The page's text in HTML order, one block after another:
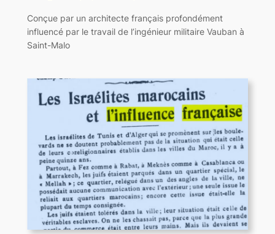
Conçue par un architecte français profondément
influencé par le travail de l’ingénieur militaire Vauban à
Saint-Malo